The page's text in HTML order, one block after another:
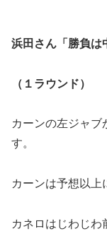
浜田さん「勝負は
（１ラウンド）
カーンの左ジャブ
す。
カーンは予想以上
カネロはじわじわ